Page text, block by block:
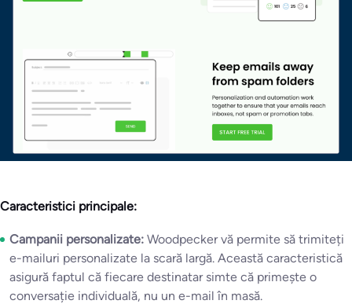
Caracteristici principale:
Campanii personalizate: Woodpecker vă permite să trimiteți
e-mailuri personalizate la scară largă. Această caracteristică
asigură faptul că fiecare destinatar simte că primește o
conversație individuală, nu un e-mail în masă.